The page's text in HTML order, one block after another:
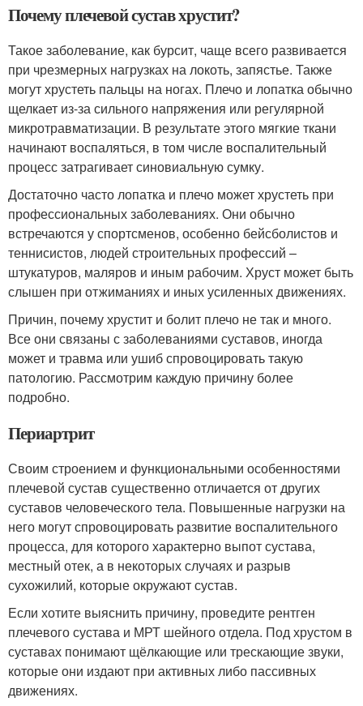
Почему плечевой сустав хрустит?
Такое заболевание, как бурсит, чаще всего развивается
при чрезмерных нагрузках на локоть, запястье. Также
могут хрустеть пальцы на ногах. Плечо и лопатка обычно
щелкает из-за сильного напряжения или регулярной
микротравматизации. В результате этого мягкие ткани
начинают воспаляться, в том числе воспалительный
процесс затрагивает синовиальную сумку.
Достаточно часто лопатка и плечо может хрустеть при
профессиональных заболеваниях. Они обычно
встречаются у спортсменов, особенно бейсболистов и
теннисистов, людей строительных профессий –
штукатуров, маляров и иным рабочим. Хруст может быть
слышен при отжиманиях и иных усиленных движениях.
Причин, почему хрустит и болит плечо не так и много.
Все они связаны с заболеваниями суставов, иногда
может и травма или ушиб спровоцировать такую
патологию. Рассмотрим каждую причину более
подробно.
Периартрит
Своим строением и функциональными особенностями
плечевой сустав существенно отличается от других
суставов человеческого тела. Повышенные нагрузки на
него могут спровоцировать развитие воспалительного
процесса, для которого характерно выпот сустава,
местный отек, а в некоторых случаях и разрыв
сухожилий, которые окружают сустав.
Если хотите выяснить причину, проведите рентген
плечевого сустава и МРТ шейного отдела. Под хрустом в
суставах понимают щёлкающие или трескающие звуки,
которые они издают при активных либо пассивных
движениях.